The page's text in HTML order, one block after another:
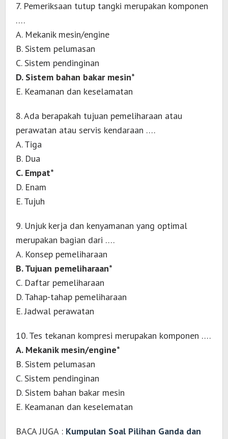
7. Pemeriksaan tutup tangki merupakan komponen
….
A. Mekanik mesin/engine
B. Sistem pelumasan
C. Sistem pendinginan
D. Sistem bahan bakar mesin*
E. Keamanan dan keselamatan
8. Ada berapakah tujuan pemeliharaan atau
perawatan atau servis kendaraan ….
A. Tiga
B. Dua
C. Empat*
D. Enam
E. Tujuh
9. Unjuk kerja dan kenyamanan yang optimal
merupakan bagian dari ….
A. Konsep pemeliharaan
B. Tujuan pemeliharaan*
C. Daftar pemeliharaan
D. Tahap-tahap pemeliharaan
E. Jadwal perawatan
10. Tes tekanan kompresi merupakan komponen ….
A. Mekanik mesin/engine*
B. Sistem pelumasan
C. Sistem pendinginan
D. Sistem bahan bakar mesin
E. Keamanan dan keselematan
BACA JUGA : Kumpulan Soal Pilihan Ganda dan